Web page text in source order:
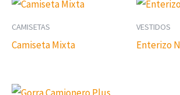
CAMISETAS
Camiseta Mixta
VESTIDOS
Enterizo